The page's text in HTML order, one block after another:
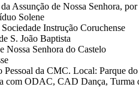
Assunção de Nossa Senhora,
Solene
Instrução Coruchense
S. João Baptista
Nossa Senhora do Castelo
da CMC. Local: Parque
com ODAC, CAD Dança, Turma